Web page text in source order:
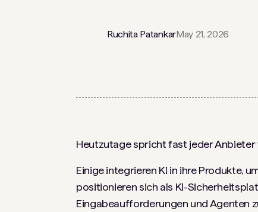
Ruchita PatankarMay 21, 2026
Heutzutage spricht fast jeder Anbieter
Einige integrieren KI in ihre Produkte,
positionieren sich als KI-
Eingabeaufforderungen und Agenten